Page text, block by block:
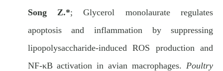
Song Z.*; Glycerol monolaurate regulates
apoptosis and inflammation by suppressing
lipopolysaccharide-induced ROS production and
NF-κB activation in avian macrophages.Poultry